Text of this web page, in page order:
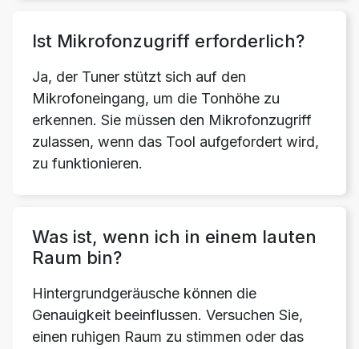
Ist Mikrofonzugriff erforderlich?
Ja, der Tuner stützt sich auf den
Mikrofoneingang, um die Tonhöhe zu
erkennen. Sie müssen den Mikrofonzugriff
zulassen, wenn das Tool aufgefordert wird,
zu funktionieren.
Was ist, wenn ich in einem lauten
Raum bin?
Hintergrundgeräusche können die
Genauigkeit beeinflussen. Versuchen Sie,
einen ruhigen Raum zu stimmen oder das